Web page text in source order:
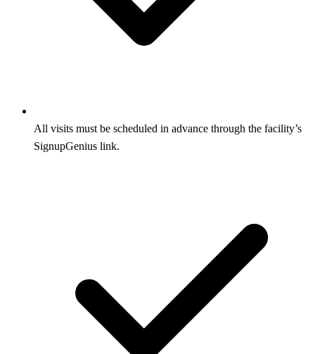
All visits must be scheduled in advance through the facility’s
SignupGenius link.